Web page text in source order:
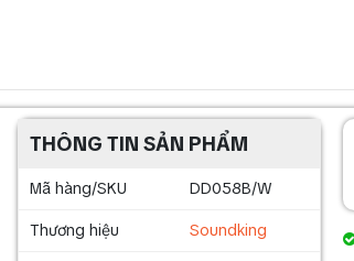
THÔNG TIN SẢN PHẨM
Mã hàng/SKU DD058B/W
Thương hiệu Soundking